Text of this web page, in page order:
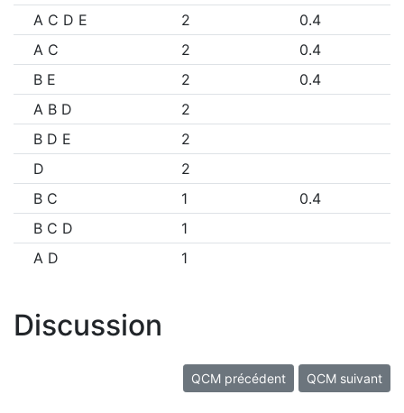
A C D E
2
0.4
A C
2
0.4
B E
2
0.4
A B D
2
B D E
2
D
2
B C
1
0.4
B C D
1
A D
1
Discussion
QCM précédent QCM suivant